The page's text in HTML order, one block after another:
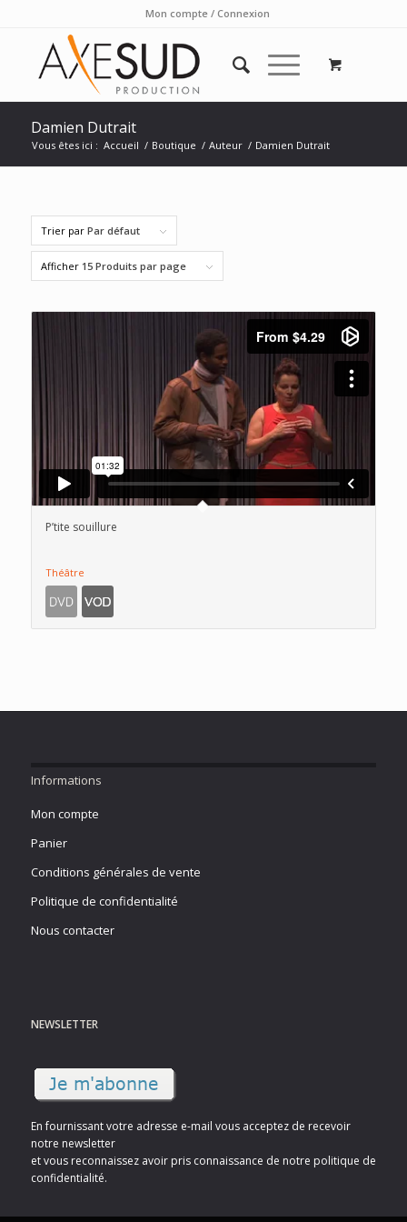
Mon compte / Connexion
Damien Dutrait
Vous êtes ici : Accueil / Boutique / Auteur / Damien Dutrait
Trier par Par défaut
Afficher 15 Produits par page
P’tite souillure
Théâtre
Informations
Mon compte
Panier
Conditions générales de vente
Politique de confidentialité
Nous contacter
NEWSLETTER
En fournissant votre adresse e-mail vous acceptez de recevoir
notre newsletter
et vous reconnaissez avoir pris connaissance de notre politique de
confidentialité.